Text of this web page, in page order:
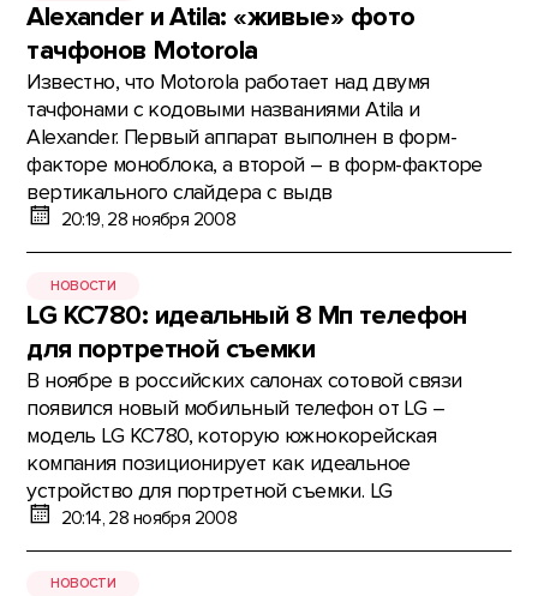
Alexander и Atila: «живые» фото
тачфонов Motorola
Известно, что Motorola работает над двумя
тачфонами с кодовыми названиями Atila и
Alexander. Первый аппарат выполнен в форм-
факторе моноблока, а второй – в форм-факторе
вертикального слайдера с выдв
20:19, 28 ноября 2008
НОВОСТИ
LG KC780: идеальный 8 Мп телефон
для портретной съемки
В ноябре в российских салонах сотовой связи
появился новый мобильный телефон от LG –
модель LG KC780, которую южнокорейская
компания позиционирует как идеальное
устройство для портретной съемки. LG
20:14, 28 ноября 2008
НОВОСТИ